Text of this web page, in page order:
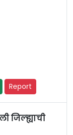
Report
जिल्ह्याची